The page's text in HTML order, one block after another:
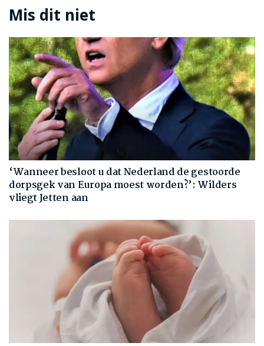
Mis dit niet
‘Wanneer besloot u dat Nederland de gestoorde
dorpsgek van Europa moest worden?’: Wilders
vliegt Jetten aan